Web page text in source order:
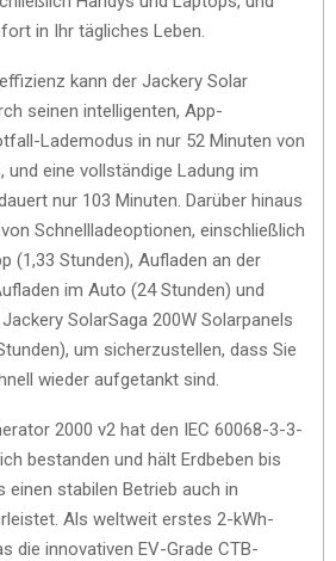
in Ihr tägliches Leben.
kann der Jackery Solar
seinen intelligenten, App-
Lademodus in nur 52 Minuten von
und eine vollständige Ladung im
nur 103 Minuten. Darüber hinaus
Schnellladeoptionen, einschließlich
(1,33 Stunden), Aufladen an der
im Auto (24 Stunden) und
SolarSaga 200W Solarpanels
um sicherzustellen, dass Sie
wieder aufgetankt sind.
2000 v2 hat den IEC 60068-3-3-
bestanden und hält Erdbeben bis
einen stabilen Betrieb auch in
Als weltweit erstes 2-kWh-
die innovativen EV-Grade CTB-